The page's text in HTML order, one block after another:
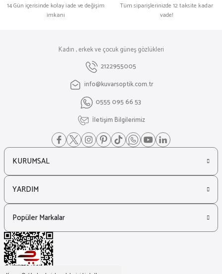
Miu Miu 0Mu Beyaz Kadın Güneş Gözlüğü
14 Gün içerisinde kolay iade ve değişim
imkanı
Tüm siparişlerinizde 12 taksite kadar
vade!
Kadın , erkek ve çocuk güneş gözlükleri
2122955005
info@kuvarsoptik.com.tr
0555 095 66 53
İletişim Bilgilerimiz
KURUMSAL
YARDIM
Popüler Markalar